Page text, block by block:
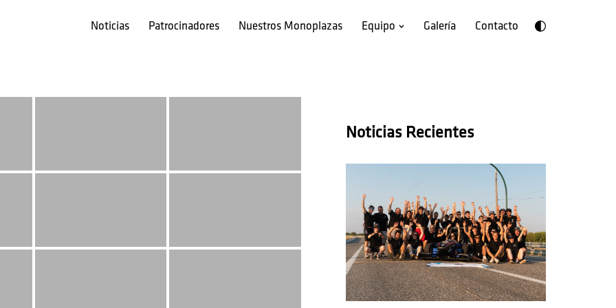
Noticias Patrocinadores Nuestros Monoplazas Equipo Galería Contacto
Noticias Recientes